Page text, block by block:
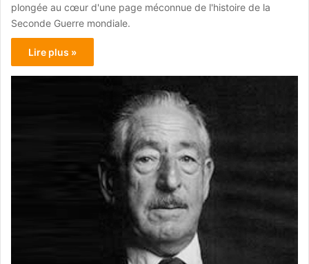
plongée au cœur d'une page méconnue de l'histoire de la
Seconde Guerre mondiale.
Lire plus »